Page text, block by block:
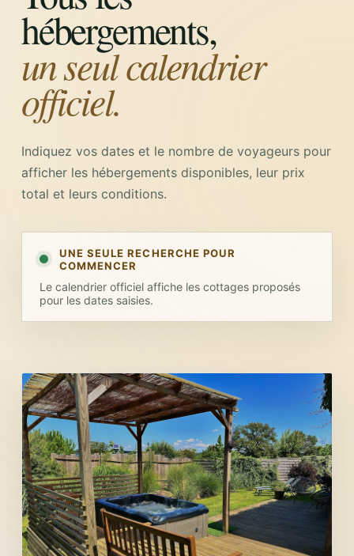
hébergements,
un seul calendrier
officiel.
Indiquez vos dates et le nombre de voyageurs pour
afficher les hébergements disponibles, leur prix
total et leurs conditions.
UNE SEULE RECHERCHE POUR
COMMENCER
Le calendrier officiel affiche les cottages proposés
pour les dates saisies.